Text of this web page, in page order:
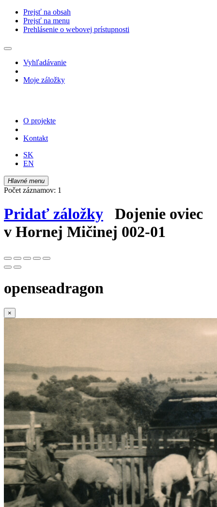
Prejsť na obsah
Prejsť na menu
Prehlásenie o webovej prístupnosti
Vyhľadávanie
Moje záložky
O projekte
Kontakt
SK
EN
Hlavné menu
Počet záznamov: 1
Pridať záložky Dojenie oviec
v Hornej Mičinej 002-01
openseadragon
×